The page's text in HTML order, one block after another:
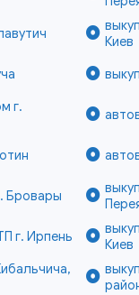
Киев
г.
Бровары
г. Ирпень
Киев